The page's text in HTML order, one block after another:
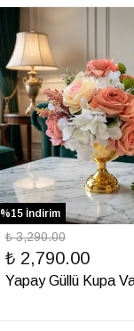
%15 İndirim
₺ 3,290.00
₺ 2,790.00
Yapay Güllü Kupa